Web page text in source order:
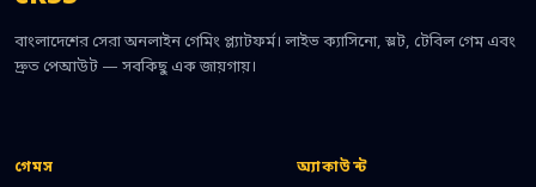
বাংলাদেশের সেরা অনলাইন গেমিং প্ল্যাটফর্ম। লাইভ ক্যাসিনো, স্লট, টেবিল গেম এবং
দ্রুত পেআউট — সবকিছু এক জায়গায়।
গেমস অ্যাকাউন্ট